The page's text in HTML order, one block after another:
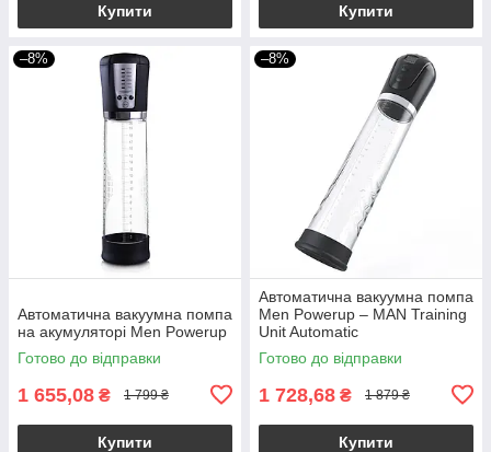
Купити Купити
–8%
Автоматична вакуумна помпа
на акумуляторі Men Powerup
Готово до відправки
1 655,08 ₴ 1 799 ₴
Купити
–8%
Автоматична вакуумна помпа
Men Powerup – MAN Training
Unit Automatic
Готово до відправки
1 728,68 ₴ 1 879 ₴
Купити